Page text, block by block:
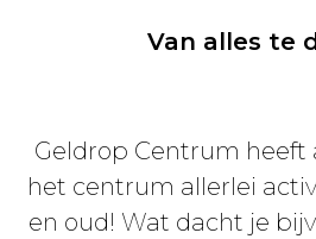
Van alles te
Geldrop Centrum heeft
het centrum allerlei
en oud! Wat dacht je